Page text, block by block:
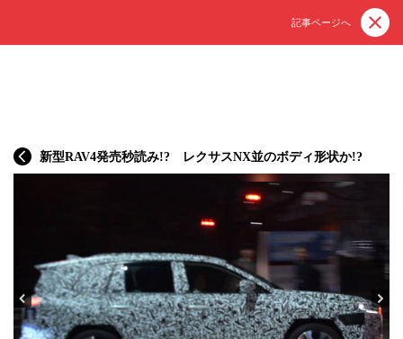
記事ページへ
新型RAV4発売秒読み!? レクサスNX並のボディ形状か!?